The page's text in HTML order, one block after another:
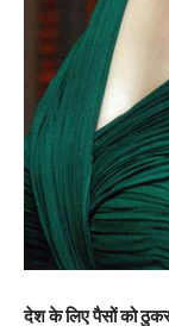
देश के लिए पैसों को